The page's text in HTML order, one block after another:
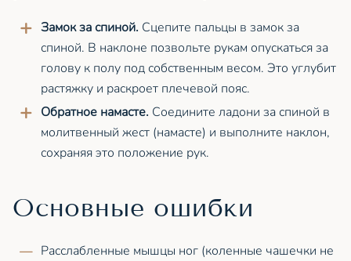
Замок за спиной. Сцепите пальцы в замок за
спиной. В наклоне позвольте рукам опускаться за
голову к полу под собственным весом. Это углубит
растяжку и раскроет плечевой пояс.
Обратное намасте. Соедините ладони за спиной в
молитвенный жест (намасте) и выполните наклон,
сохраняя это положение рук.
Основные ошибки
Расслабленные мышцы ног (коленные чашечки не